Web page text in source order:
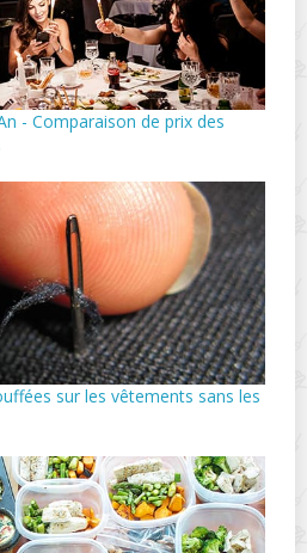
- Comparaison de prix des
sur les vêtements sans les